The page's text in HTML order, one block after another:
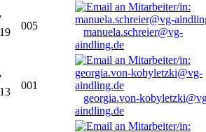
005
manuela.schreier@vg-
aindling.de
001
georgia.von-
aindling.de